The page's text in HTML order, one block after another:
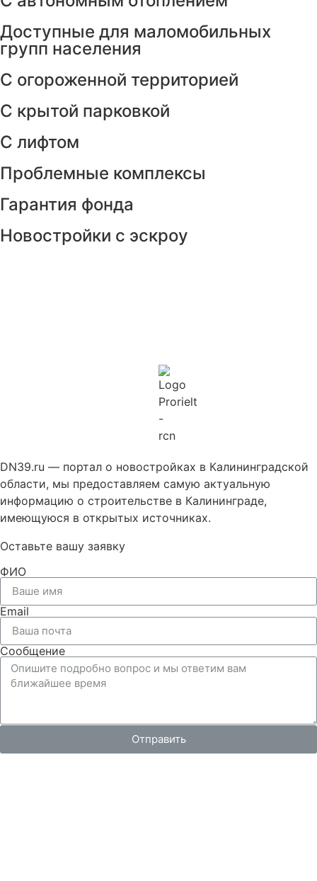
Доступные для маломобильных
групп населения
С огороженной территорией
С крытой парковкой
С лифтом
Проблемные комплексы
Гарантия фонда
Новостройки с эскроу
DN39.ru — портал о новостройках в Калининградской
области, мы предоставляем самую актуальную
информацию о строительстве в Калининграде,
имеющуюся в открытых источниках.
Оставьте вашу заявку
ФИО
Email
Сообщение
Отправить